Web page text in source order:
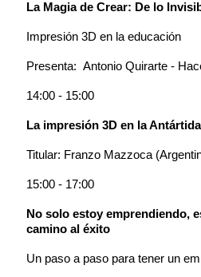
La Magia de Crear: De lo
Impresión 3D en la educación
Presenta: Antonio Quirarte -
14:00 - 15:00
La impresión 3D en la
Titular: Franzo Mazzoca
15:00 - 17:00
No solo estoy emprendiendo,
camino al éxito
Un paso a paso para tener un